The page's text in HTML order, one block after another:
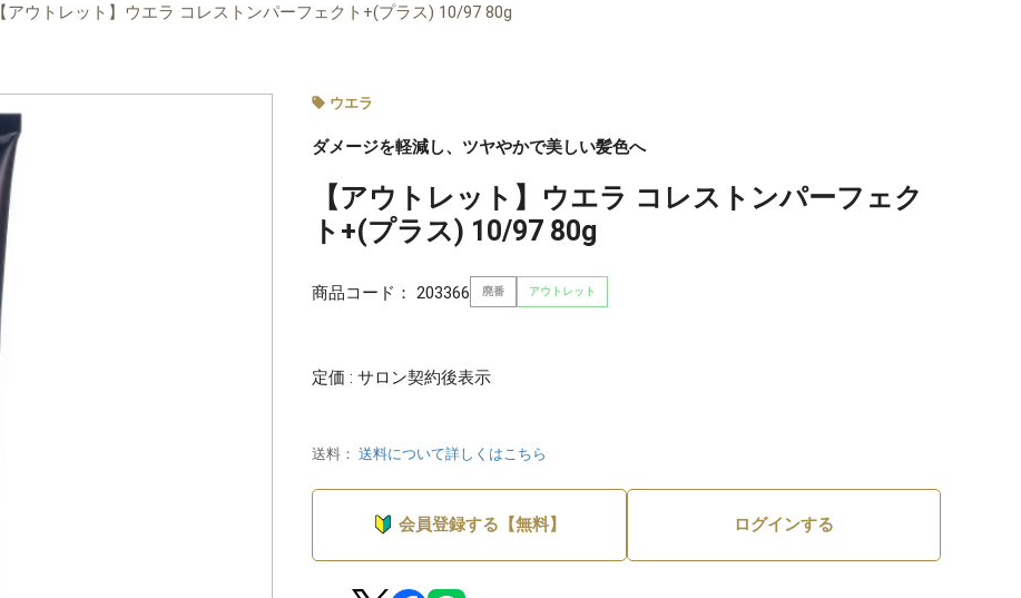
【アウトレット】ウエラ コレストンパーフェクト+(プラス) 10/97 80g
ウエラ
ダメージを軽減し、ツヤやかで美しい髪色へ
【アウトレット】ウエラ コレストンパーフェク
ト+(プラス) 10/97 80g
商品コード： 203366 廃番 アウトレット
定価 : サロン契約後表示
送料： 送料について詳しくはこちら
会員登録する【無料】 ログインする